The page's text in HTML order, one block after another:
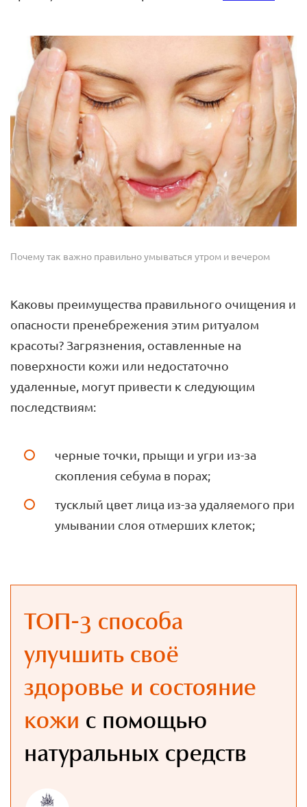
Почему так важно правильно умываться утром и вечером
Каковы преимущества правильного очищения и
опасности пренебрежения этим ритуалом
красоты? Загрязнения, оставленные на
поверхности кожи или недостаточно
удаленные, могут привести к следующим
последствиям:
черные точки, прыщи и угри из-за
скопления себума в порах;
тусклый цвет лица из-за удаляемого при
умывании слоя отмерших клеток;
ТОП-3 способа
улучшить своё
здоровье и состояние
кожи с помощью
натуральных средств